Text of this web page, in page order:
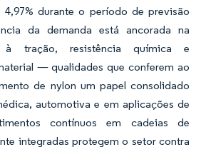
durante o período de previsão
da demanda está ancorada na
à tração, resistência química e
— qualidades que conferem ao
de nylon um papel consolidado
automotiva e em aplicações de
contínuos em cadeias de
integradas protegem o setor contra